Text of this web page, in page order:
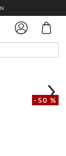
-50 %